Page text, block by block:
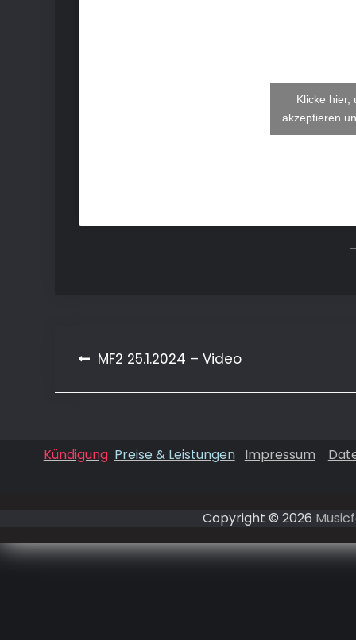
Klicke hier,
akzeptieren
Beitragsnavigation
MF2 25.1.2024 – Video
Kündigung Preise & Leistungen Impressum
Copyright © 2026